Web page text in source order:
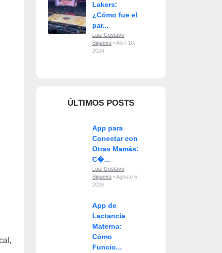
Lakers:
¿Cómo fue el
par...
Luiz Gustavo
Siqueira• Abril 18,
2024
ÚLTIMOS POSTS
App para
Conectar con
Otras Mamás:
C�...
Luiz Gustavo
Siqueira• Agosto 5,
2026
App de
Lactancia
Materna:
Cómo
Funcio...